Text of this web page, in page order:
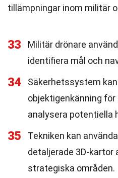
tillämpningar inom militär
33
Militär drönare
identifiera mål och
34
Säkerhetssystem kan
objektigenkänning
analysera potentiella
35
Tekniken kan
detaljerade 3D-kartor
strategiska områden.